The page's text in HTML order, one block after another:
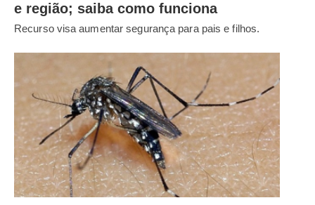
e região; saiba como funciona
Recurso visa aumentar segurança para pais e filhos.